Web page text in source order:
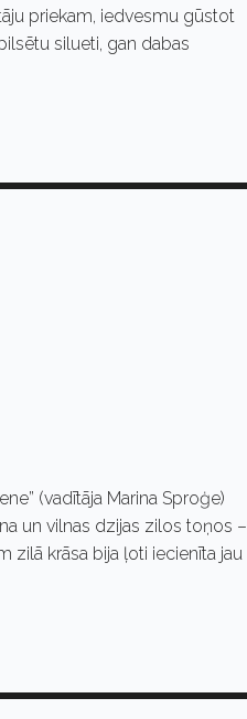
priekam, iedvesmu gūstot
silueti, gan dabas
(vadītāja Marina Sproģe)
un vilnas dzijas zilos toņos –
zilā krāsa bija ļoti iecienīta jau